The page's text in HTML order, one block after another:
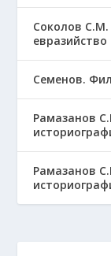
Соколов С.М.
евразийство
Семенов.
Рамазанов
Рамазанов